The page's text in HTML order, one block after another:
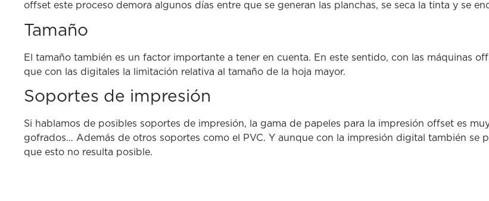
offset este proceso demora algunos días entre que se generan las planchas, se seca la tinta y se
Tamaño
El tamaño también es un factor importante a tener en cuenta. En este sentido, con las máquinas
que con las digitales la limitación relativa al tamaño de la hoja mayor.
Soportes de impresión
Si hablamos de posibles soportes de impresión, la gama de papeles para la impresión offset es
gofrados… Además de otros soportes como el PVC. Y aunque con la impresión digital también se
que esto no resulta posible.